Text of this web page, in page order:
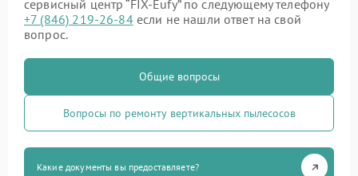
сервисный центр “FIX-Eufy” по следующему телефону
+7 (846) 219-26-84если не нашли ответ на свой
вопрос.
Общие вопросы
Вопросы по ремонту вертикальных пылесосов
Какие документы вы предоставляете?